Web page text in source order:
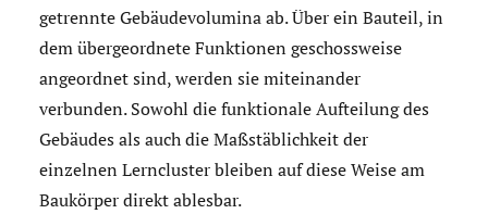
getrennte Gebäudevolumina ab. Über ein Bauteil, in
dem übergeordnete Funktionen geschossweise
angeordnet sind, werden sie miteinander
verbunden. Sowohl die funktionale Aufteilung des
Gebäudes als auch die Maßstäblichkeit der
einzelnen Lerncluster bleiben auf diese Weise am
Baukörper direkt ablesbar.